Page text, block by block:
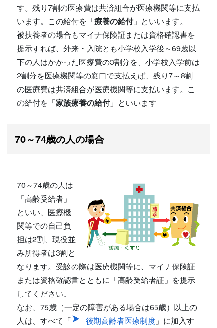
す。残り7割の医療費は共済組合が医療機関等に支払
います。この給付を「療養の給付」といいます。
被扶養者の場合もマイナ保険証または資格確認書を
提示すれば、外来・入院とも小学校入学後～69歳以
下の人はかかった医療費の3割分を、小学校入学前は
2割分を医療機関等の窓口で支払えば、残り7～8割
の医療費は共済組合が医療機関等に支払います。こ
の給付を「家族療養の給付」といいます
70～74歳の人の場合
70～74歳の人は
「高齢受給者」
といい、医療機
関等での自己負
担は2割、現役並
み所得者は3割と
なります。受診の際は医療機関等に、マイナ保険証
または資格確認書とともに「高齢受給者証」を提示
してください。
なお、75歳（一定の障害がある場合は65歳）以上の
人は、すべて「
後期高齢者医療制度 」に加入す